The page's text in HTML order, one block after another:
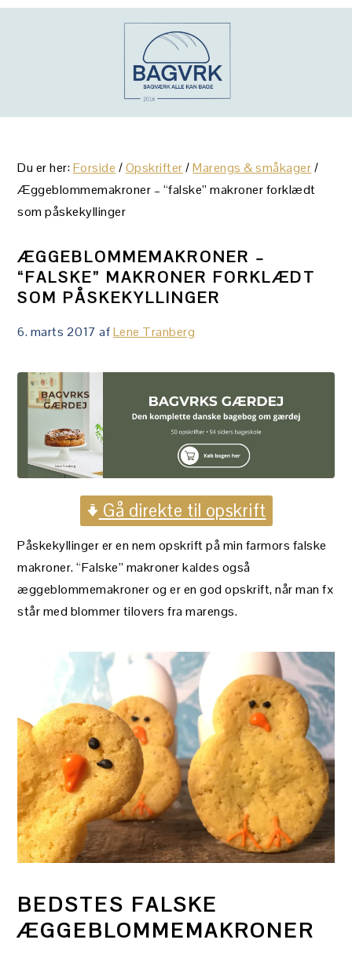
Gå
Skip
Gå
Du er her:Forside /Opskrifter / Marengs & småkager/
Æggeblommemakroner – “falske” makroner forklædt
som påskekyllinger
ÆGGEBLOMMEMAKRONER –
“FALSKE” MAKRONER FORKLÆDT
SOM PÅSKEKYLLINGER
6. marts 2017 afLene Tranberg
Gå direkte til opskrift
Påskekyllinger er en nem opskrift på min farmors falske
makroner. “Falske” makroner kaldes også
æggeblommemakroner og er en god opskrift, når man fx
står med blommer tilovers fra marengs.
BEDSTES FALSKE
ÆGGEBLOMMEMAKRONER